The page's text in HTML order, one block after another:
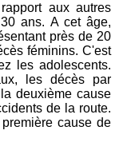
aux autres
ans. A cet âge,
près de 20
féminins. C'est
les adolescents.
les décès par
deuxième cause
de la route.
cause de